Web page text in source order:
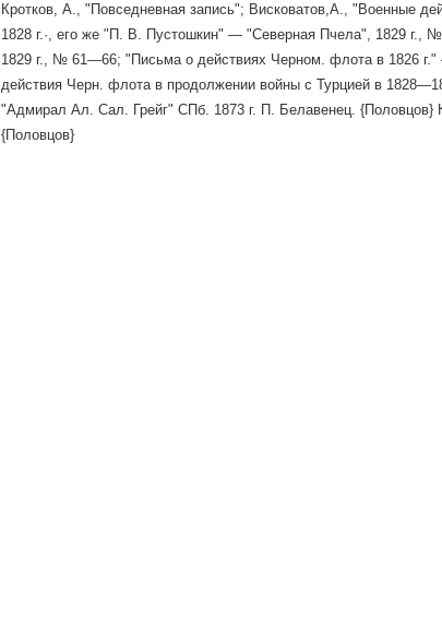
Кротков, А., "Повседневная запись"; Висковатов,А., "Военные
1828 г.·, его же "П. В. Пустошкин" — "Северная Пчела", 1829 г.,
1829 г., № 61—66; "Письма о действиях Черном. флота в 1826
действия Черн. флота в продолжении войны с Турцией в
"Адмирал Ал. Сал. Грейг" СПб. 1873 г. П. Белавенец. {Половцов}
{Половцов}